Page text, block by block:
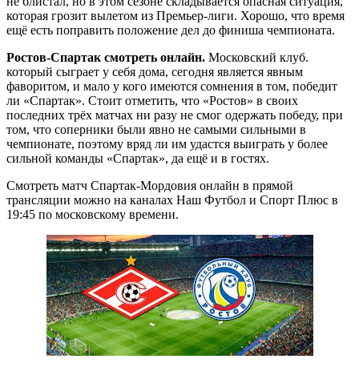
которая грозит вылетом из Премьер-лиги. Хорошо, что время
ещё есть поправить положение дел до финиша чемпионата.
Ростов-Спартак смотреть онлайн. Московский клуб.
который сыграет у себя дома, сегодня является явным
фаворитом, и мало у кого имеются сомнения в том, победит
ли «Спартак». Стоит отметить, что «Ростов» в своих
последних трёх матчах ни разу не смог одержать победу, при
том, что соперники были явно не самыми сильными в
чемпионате, поэтому вряд ли им удастся выиграть у более
сильной команды «Спартак», да ещё и в гостях.
Смотреть матч Спартак-Мордовия онлайн в прямой
трансляции можно на каналах Наш Футбол и Спорт Плюс в
19:45 по московскому времени.